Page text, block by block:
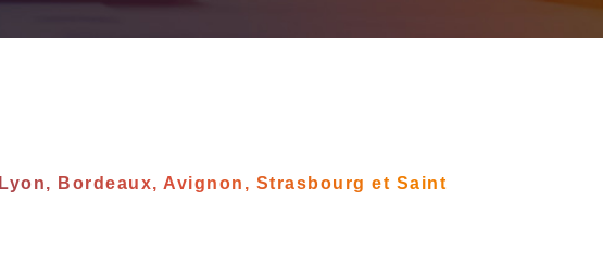
Lyon, Bordeaux, Avignon, Strasbourg et Saint